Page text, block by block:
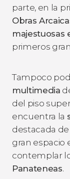
parte, en la
Obras
majestuosas
primeros
Tampoco
multimedia
del piso
encuentra la
destacada
gran espacio
contemplar
Panateneas.